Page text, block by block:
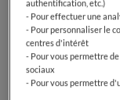
les résidus
surface.
champignons
texture.
authentification, etc.)
- Pour effectuer une
- Pour personnaliser le
centres d'intérêt
- Pour vous permettre
sociaux
- Pour vous permettre